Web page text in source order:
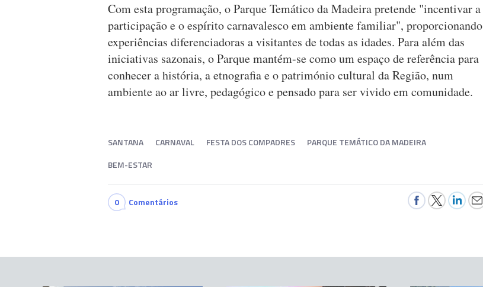
Com esta programação, o Parque Temático da Madeira pretende "incentivar a
participação e o espírito carnavalesco em ambiente familiar", proporcionando
experiências diferenciadoras a visitantes de todas as idades. Para além das
iniciativas sazonais, o Parque mantém-se como um espaço de referência para
conhecer a história, a etnografia e o património cultural da Região, num
ambiente ao ar livre, pedagógico e pensado para ser vivido em comunidade.
SANTANA CARNAVAL FESTA DOS COMPADRES
PARQUE TEMÁTICO DA MADEIRA
BEM-ESTAR
0 Comentários